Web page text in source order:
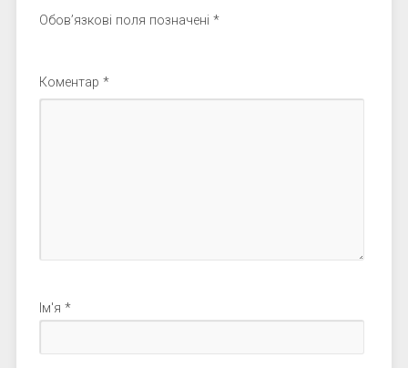
Обов’язкові поля позначені *
Коментар *
Ім'я *